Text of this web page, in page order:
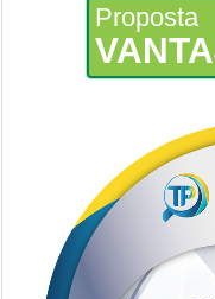
Proposta